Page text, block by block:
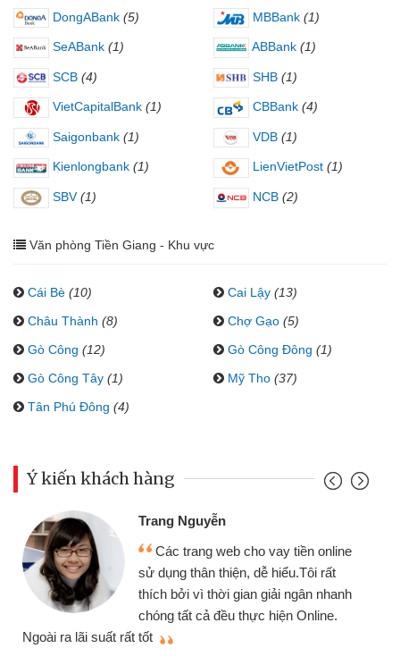
DongABank (5) MBBank (1)
SeABank (1) ABBank (1)
SCB (4) SHB (1)
VietCapitalBank (1) CBBank (4)
Saigonbank (1) VDB (1)
Kienlongbank (1) LienVietPost (1)
SBV (1) NCB (2)
Văn phòng Tiền Giang - Khu vực
Cái Bè (10) Cai Lậy (13)
Châu Thành (8) Chợ Gạo (5)
Gò Công (12) Gò Công Đông (1)
Gò Công Tây (1) Mỹ Tho (37)
Tân Phú Đông (4)
Ý kiến khách hàng
Trang Nguyễn
Các trang web cho vay tiền online
sử dụng thân thiện, dễ hiểu.Tôi rất
thích bởi vì thời gian giải ngân nhanh
chóng tất cả đều thực hiện Online.
Ngoài ra lãi suất rất tốt